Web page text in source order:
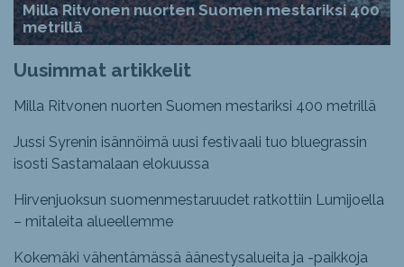
Milla Ritvonen nuorten Suomen mestariksi 400
metrillä
Uusimmat artikkelit
Milla Ritvonen nuorten Suomen mestariksi 400 metrillä
Jussi Syrenin isännöimä uusi festivaali tuo bluegrassin
isosti Sastamalaan elokuussa
Hirvenjuoksun suomenmestaruudet ratkottiin Lumijoella
– mitaleita alueellemme
Kokemäki vähentämässä äänestysalueita ja -paikkoja